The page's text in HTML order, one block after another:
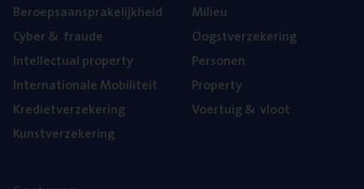
Beroeps­aan­spra­ke­lijk­heid
Cyber& fraude
Intel­lec­tu­al property
Inter­na­ti­o­na­le Mobiliteit
Kre­diet­ver­ze­ke­ring
Kunst­ver­ze­ke­ring
Mili­eu
Oogst­ver­ze­ke­ring
Per­so­nen
Pro­per­ty
Voer­tuig& vloot